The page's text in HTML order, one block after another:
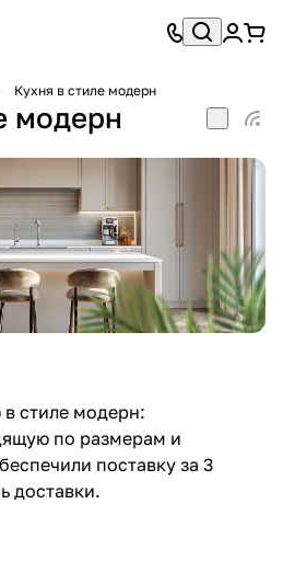
Кухня в стиле модерн
модерн
стиле модерн:
по размерам и
поставку за 3
доставки.